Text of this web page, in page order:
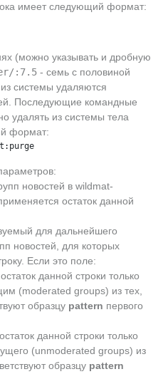
имеет следующий формат:
(можно указывать и дробную
:7.5 - семь с половиной
системы удаляются
Последующие командные
удалять из системы тела
формат:
новостей в wildmat-
остаток данной
для дальнейшего
новостей, для которых
Если это поле:
данной строки только
(moderated groups) из тех,
образцу pattern первого
данной строки только
(unmoderated groups) из
образцу pattern